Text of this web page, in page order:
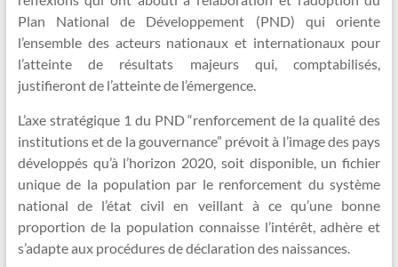
Plan National de Développement (PND) qui oriente
l’ensemble des acteurs nationaux et internationaux pour
l’atteinte de résultats majeurs qui, comptabilisés,
justifieront de l’atteinte de l’émergence.
L’axe stratégique 1 du PND “renforcement de la qualité des
institutions et de la gouvernance” prévoit à l’image des pays
développés qu’à l’horizon 2020, soit disponible, un fichier
unique de la population par le renforcement du système
national de l’état civil en veillant à ce qu’une bonne
proportion de la population connaisse l’intérêt, adhère et
s’adapte aux procédures de déclaration des naissances.